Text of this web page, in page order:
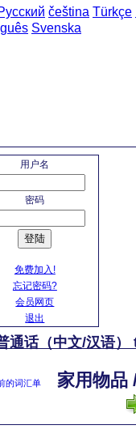
čeština Türkçe
Svenska
用户名
密码
登陆
免费加入!
忘记密码?
会员网页
退出
通话（中文/汉语）
的词汇单 家用物品